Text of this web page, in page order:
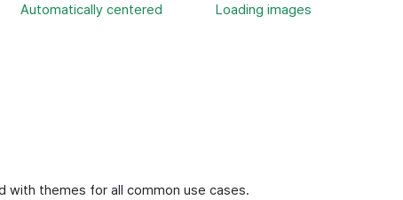
Automatically centered
Loading images
with themes for all common use cases.